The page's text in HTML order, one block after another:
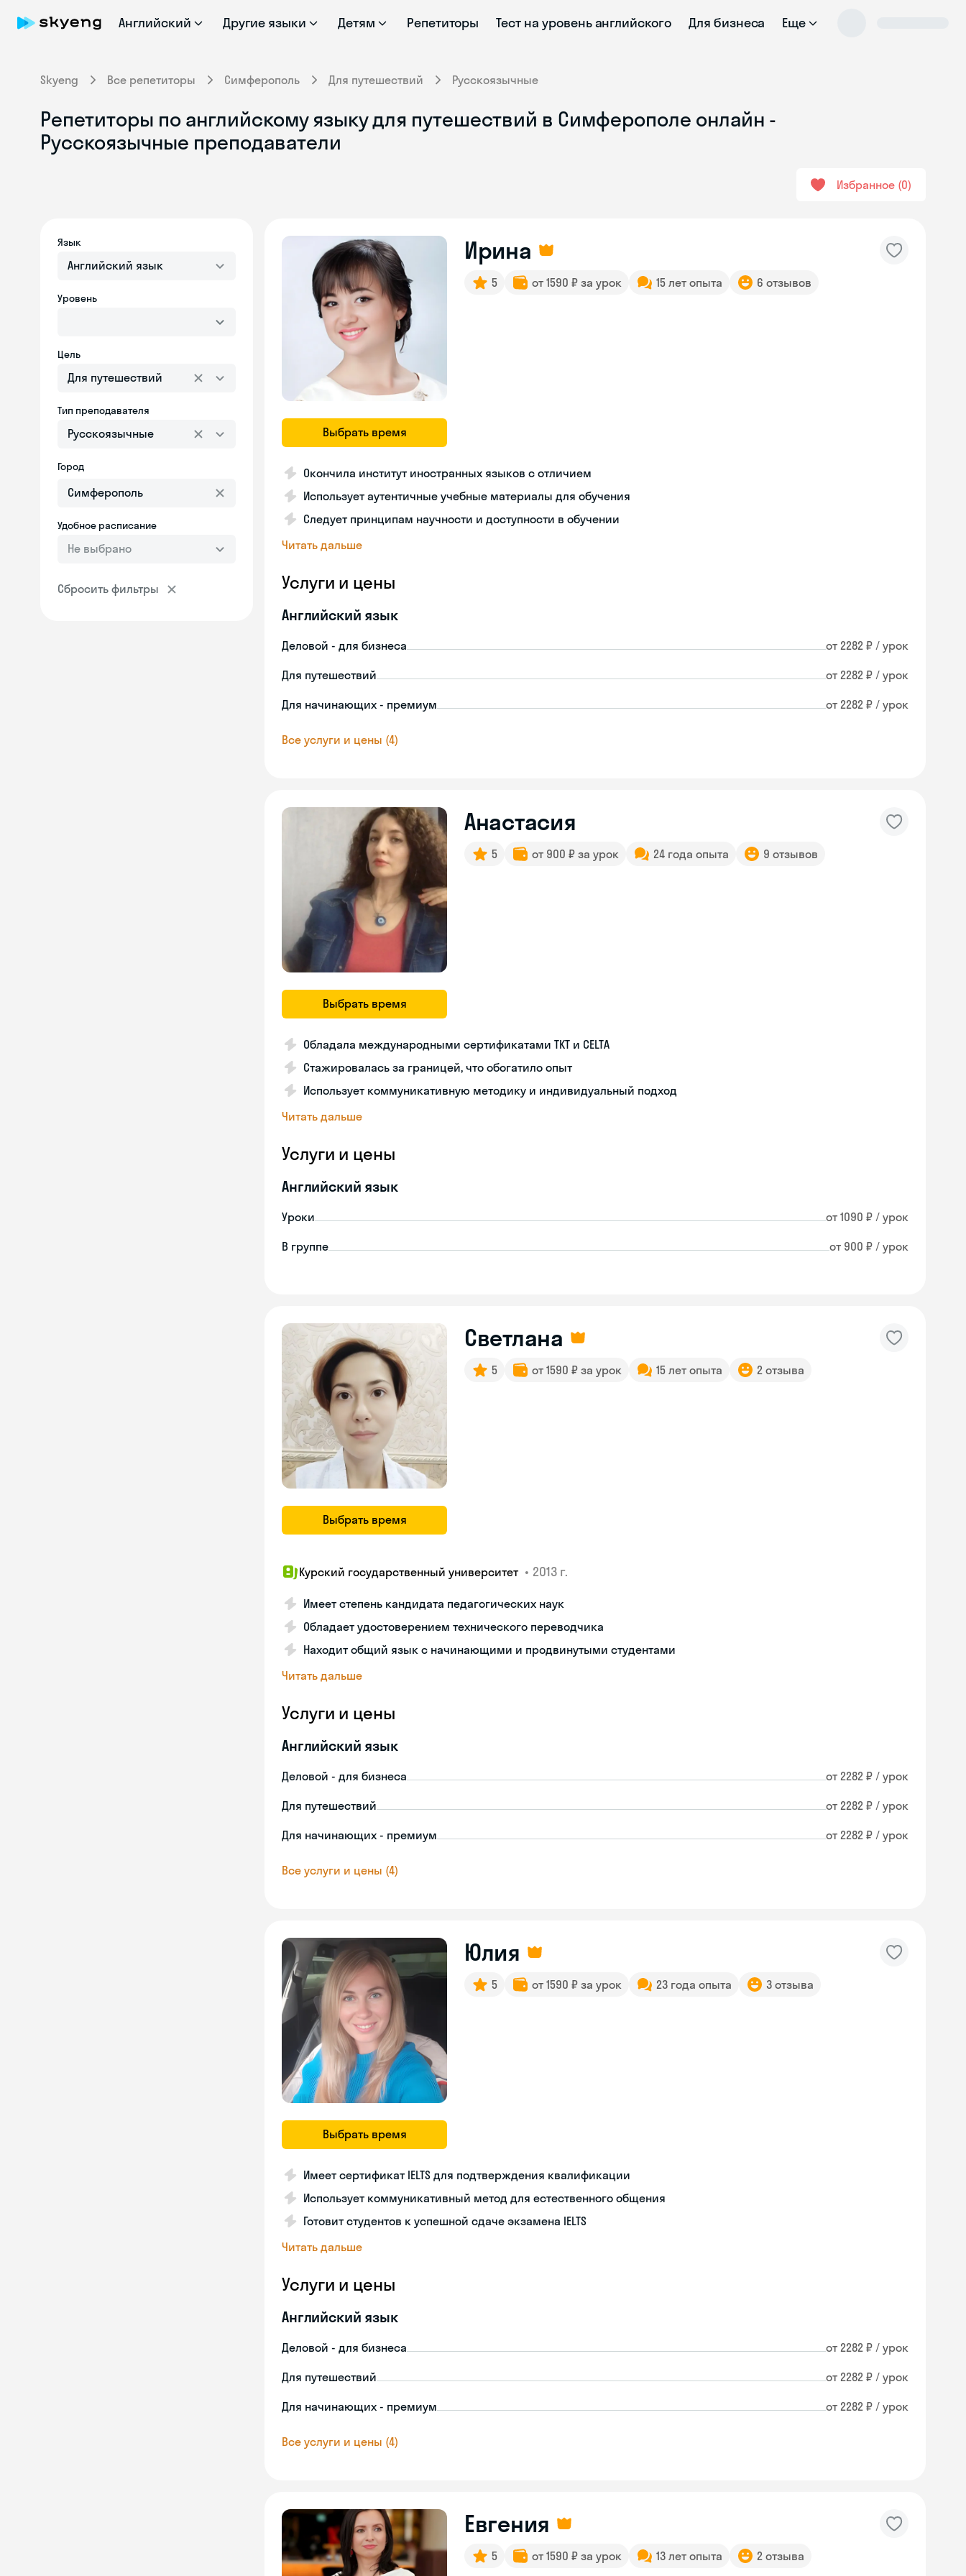
Английский Другие языки Детям Репетиторы Тест на уровень английского Для бизнеса Еще
Skyeng Все репетиторы Симферополь Для путешествий Русскоязычные
Репетиторы по английскому языку для путешествий в Симферополе онлайн -
Русскоязычные преподаватели
Избранное 0
Язык
Английский язык
Уровень
Цель
Для путешествий
Тип преподавателя
Русскоязычные
Город
Удобное расписание
Не выбрано
Сбросить фильтры
Выбрать время
Ирина
5 от 1590 ₽ за урок 15 лет опыта 6 отзывов
Окончила институт иностранных языков с отличием
Использует аутентичные учебные материалы для обучения
Следует принципам научности и доступности в обучении
Читать дальше
Услуги и цены
Английский язык
Деловой - для бизнеса от 2282 ₽ / урок
Для путешествий от 2282 ₽ / урок
Для начинающих - премиум от 2282 ₽ / урок
Все услуги и цены (4)
Выбрать время
Анастасия
5 от 900 ₽ за урок 24 года опыта 9 отзывов
Обладала международными сертификатами TKT и CELTA
Стажировалась за границей, что обогатило опыт
Использует коммуникативную методику и индивидуальный подход
Читать дальше
Услуги и цены
Английский язык
Уроки от 1090 ₽ / урок
В группе от 900 ₽ / урок
Выбрать время
Светлана
5 от 1590 ₽ за урок 15 лет опыта 2 отзыва
Курский государственный университет • 2013 г.
Имеет степень кандидата педагогических наук
Обладает удостоверением технического переводчика
Находит общий язык с начинающими и продвинутыми студентами
Читать дальше
Услуги и цены
Английский язык
Деловой - для бизнеса от 2282 ₽ / урок
Для путешествий от 2282 ₽ / урок
Для начинающих - премиум от 2282 ₽ / урок
Все услуги и цены (4)
Выбрать время
Юлия
5 от 1590 ₽ за урок 23 года опыта 3 отзыва
Имеет сертификат IELTS для подтверждения квалификации
Использует коммуникативный метод для естественного общения
Готовит студентов к успешной сдаче экзамена IELTS
Читать дальше
Услуги и цены
Английский язык
Деловой - для бизнеса от 2282 ₽ / урок
Для путешествий от 2282 ₽ / урок
Для начинающих - премиум от 2282 ₽ / урок
Все услуги и цены (4)
Евгения
5 от 1590 ₽ за урок 13 лет опыта 2 отзыва
Skyeng Chat